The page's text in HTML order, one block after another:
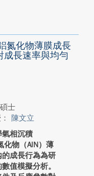
氮化物薄膜成長
成長速率與均勻
士
陳文立
相沉積
化物（AlN）薄
成長行為為研
值模擬分析。